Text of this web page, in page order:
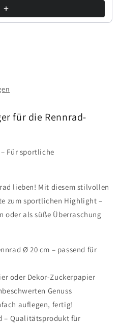
für die Rennrad-
Für sportliche
lieben! Mit diesem stilvollen
zum sportlichen Highlight –
oder als süße Überraschung
Ø 20 cm – passend für
oder Dekor-Zuckerpapier
Genuss
auflegen, fertig!
– Qualitätsprodukt für